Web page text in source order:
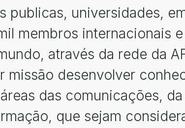
publicas, universidades,
membros internacionais
através da rede da
missão desenvolver
das comunicações,
que sejam